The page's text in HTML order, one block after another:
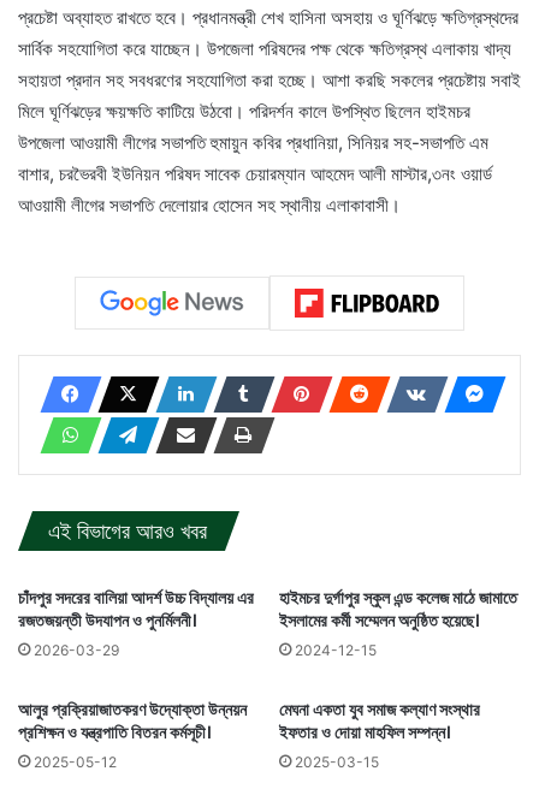
প্রচেষ্টা অব্যাহত রাখতে হবে। প্রধানমন্ত্রী শেখ হাসিনা অসহায় ও ঘূর্ণিঝড়ে ক্ষতিগ্রস্থদের
সার্বিক সহযোগিতা করে যাচ্ছেন। উপজেলা পরিষদের পক্ষ থেকে ক্ষতিগ্রস্থ এলাকায় খাদ্য
সহায়তা প্রদান সহ সবধরণের সহযোগিতা করা হচ্ছে। আশা করছি সকলের প্রচেষ্টায় সবাই
মিলে ঘূর্ণিঝড়ের ক্ষয়ক্ষতি কাটিয়ে উঠবো। পরিদর্শন কালে উপস্থিত ছিলেন হাইমচর
উপজেলা আওয়ামী লীগের সভাপতি হুমায়ুন কবির প্রধানিয়া, সিনিয়র সহ-সভাপতি এম
বাশার, চরভৈরবী ইউনিয়ন পরিষদ সাবেক চেয়ারম্যান আহমেদ আলী মাস্টার,৩নং ওয়ার্ড
আওয়ামী লীগের সভাপতি দেলোয়ার হোসেন সহ স্থানীয় এলাকাবাসী।
এই বিভাগের আরও খবর
চাঁদপুর সদরের বালিয়া আদর্শ উচ্চ বিদ্যালয় এর
রজতজয়ন্তী উদযাপন ও পুনর্মিলনী।
2026-03-29
হাইমচর দুর্গাপুর স্কুল এন্ড কলেজ মাঠে জামাতে
ইসলামের কর্মী সম্মেলন অনুষ্ঠিত হয়েছে।
2024-12-15
আলুর প্রক্রিয়াজাতকরণ উদ্যোক্তা উন্নয়ন
প্রশিক্ষন ও যন্ত্রপাতি বিতরন কর্মসূচী।
2025-05-12
মেঘনা একতা যুব সমাজ কল্যাণ সংস্থার
ইফতার ও দোয়া মাহফিল সম্পন্ন।
2025-03-15